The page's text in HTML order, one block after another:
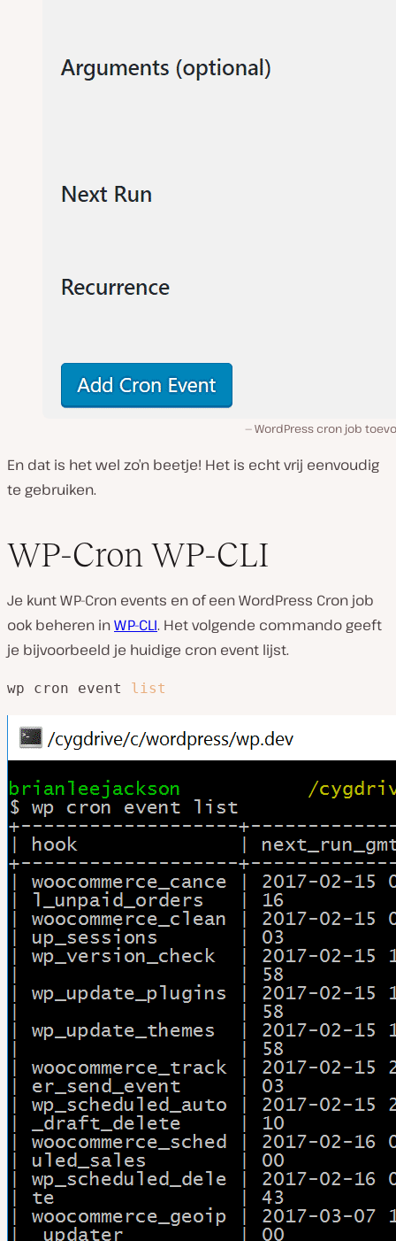
WordPress cron job
En dat is het wel zo’n beetje! Het is echt vrij eenvoudig
te gebruiken.
WP-Cron WP-CLI
Je kunt WP-Cron events en of een WordPress Cron job
ook beheren inWP-CLI. Het volgende commando geeft
je bijvoorbeeld je huidige cron event lijst.
wp cron event list